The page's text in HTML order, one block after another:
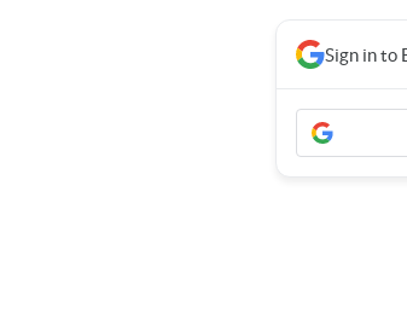
Sign in to